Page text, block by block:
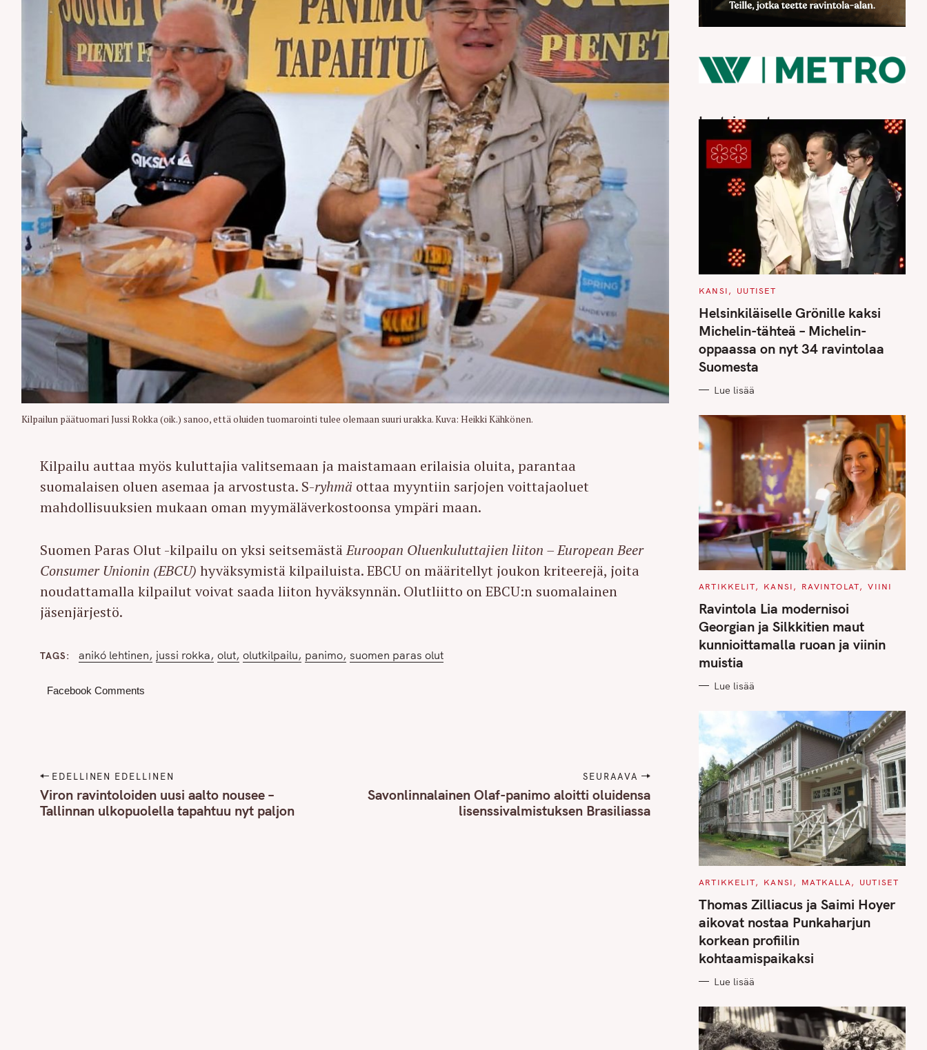
Kilpailun päätuomari Jussi Rokka (oik.) sanoo, että oluiden tuomarointi tulee olemaan suuri urakka. Kuva: Heikki Kähkönen.
Kilpailu auttaa myös kuluttajia valitsemaan ja maistamaan erilaisia oluita, parantaa
suomalaisen oluen asemaa ja arvostusta. S-ryhmä ottaa myyntiin sarjojen voittajaoluet
mahdollisuuksien mukaan oman myymäläverkostoonsa ympäri maan.
Suomen Paras Olut -kilpailu on yksi seitsemästäEuroopan Oluenkuluttajien liiton – European Beer
Consumer Unionin (EBCU) hyväksymistä kilpailuista. EBCU on määritellyt joukon kriteerejä, joita
noudattamalla kilpailut voivat saada liiton hyväksynnän. Olutliitto on EBCU:n suomalainen
jäsenjärjestö.
TAGS anikó lehtinen jussi rokka olut olutkilpailu panimo suomen paras olut
Facebook Comments
P
o
s
EDELLINEN EDELLINEN
Viron ravintoloiden uusi aalto nousee –
Tallinnan ulkopuolella tapahtuu nyt paljon
SEURAAVA
Savonlinnalainen Olaf-panimo aloitti oluidensa
lisenssivalmistuksen Brasiliassa
Luetuimmat
C
T
E
G
O
I
E
S
KANSI UUTISET
Helsinkiläiselle Grönille kaksi
Michelin-tähteä – Michelin-
oppaassa on nyt 34 ravintolaa
Suomesta
Lue lisää
C
T
E
G
O
R
I
S
ARTIKKELIT KANSI RAVINTOLAT VIINI
Ravintola Lia modernisoi
Georgian ja Silkkitien maut
kunnioittamalla ruoan ja viinin
muistia
Lue lisää
C
T
E
O
R
I
E
S
ARTIKKELIT KANSI MATKALLA UUTISET
Thomas Zilliacus ja Saimi Hoyer
aikovat nostaa Punkaharjun
korkean profiilin
kohtaamispaikaksi
Lue lisää
S
e
a
h
o
r
:
Press Esc to cancel.